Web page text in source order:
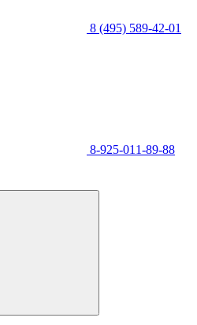
8 (495) 589-42-01
8-925-011-89-88